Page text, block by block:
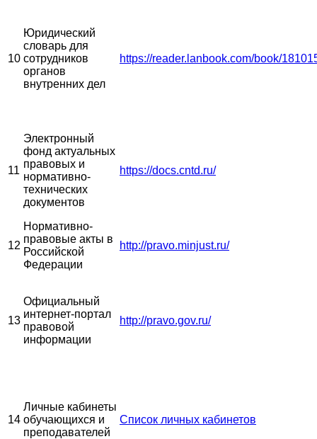
10
Юридический
словарь для
сотрудников
органов
внутренних дел
https://reader.lanbook.com/book/
11
Электронный
фонд актуальных
правовых и
нормативно-
технических
документов
https://docs.cntd.ru/
12
Нормативно-
правовые акты в
Российской
Федерации
http://pravo.minjust.ru/
13
Официальный
интернет-портал
правовой
информации
http://pravo.gov.ru/
14
Личные кабинеты
обучающихся и
преподавателей
Список личных кабинетов